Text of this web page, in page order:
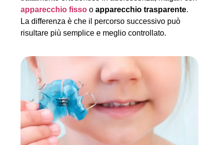
apparecchio fisso o apparecchio trasparente.
La differenza è che il percorso successivo può
risultare più semplice e meglio controllato.